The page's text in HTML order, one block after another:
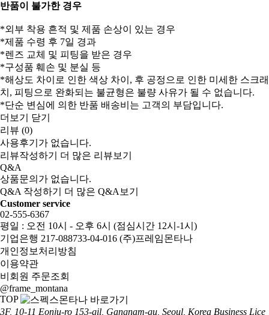
반품이 불가한 경우
*외부 착용 흔적 및 제품 손상이 있는 경우
*제품 수령 후 7일 경과
*렌즈 교체 및 피팅을 받은 경우
*구성품 훼손 및 분실 등
*해상도 차이로 인한 색상 차이, 후 공정으로 인한 미세한 스크래
치, 피팅으로 완화되는 불균형은 불량 사유가 될 수 없습니다.
*단순 변심에 의한 반품 배송비는 고객의 부담입니다.
더보기
닫기
리뷰 (0)
사용후기가 없습니다.
리뷰작성하기
더 많은 리뷰보기
Q&A
상품문의가 없습니다.
Q&A 작성하기
더 많은 Q&A보기
Customer service
02-555-6367
평일 : 오전 10시 - 오후 6시 (점심시간 12시-1시)
기업은행 217-088733-04-016 (주)프레임몬타나
개인정보처리방침
이용약관
비회원 주문조회
@frame_montana
TOP
3F, 10-11 Eonju-ro 153-gil, Gangnam-gu, Seoul, Korea Business Lice